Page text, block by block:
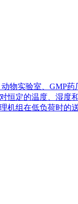
物实验室、GMP
定的温度、湿
组在低负荷时